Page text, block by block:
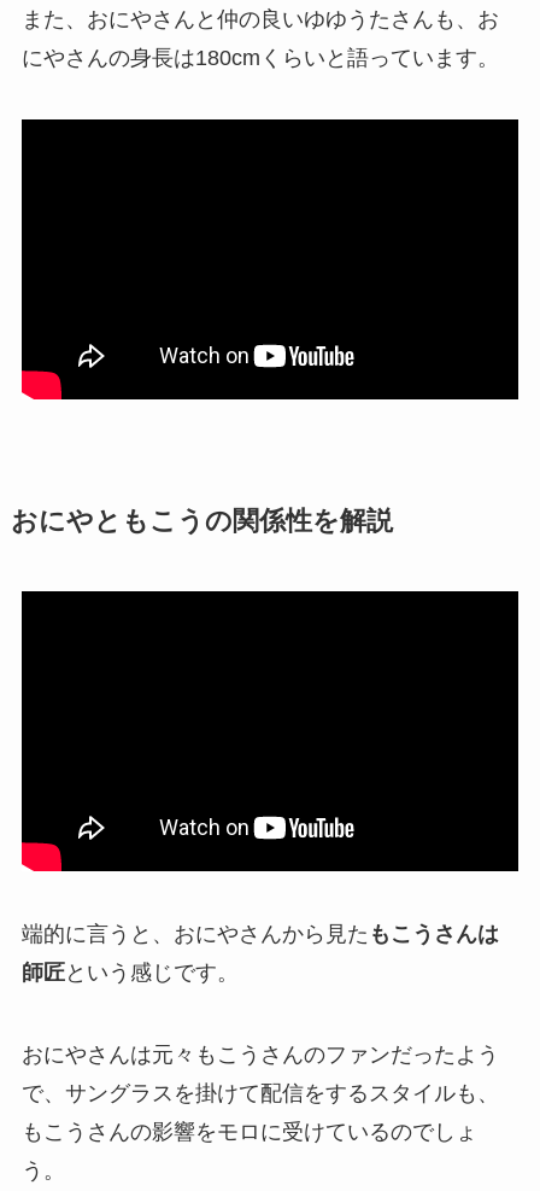
また、おにやさんと仲の良いゆゆうたさんも、お
にやさんの身長は180cmくらいと語っています。
おにやともこうの関係性を解説
端的に言うと、おにやさんから見た もこうさんは
師匠という感じです。
おにやさんは元々もこうさんのファンだったよう
で、サングラスを掛けて配信をするスタイルも、
もこうさんの影響をモロに受けているのでしょ
う。